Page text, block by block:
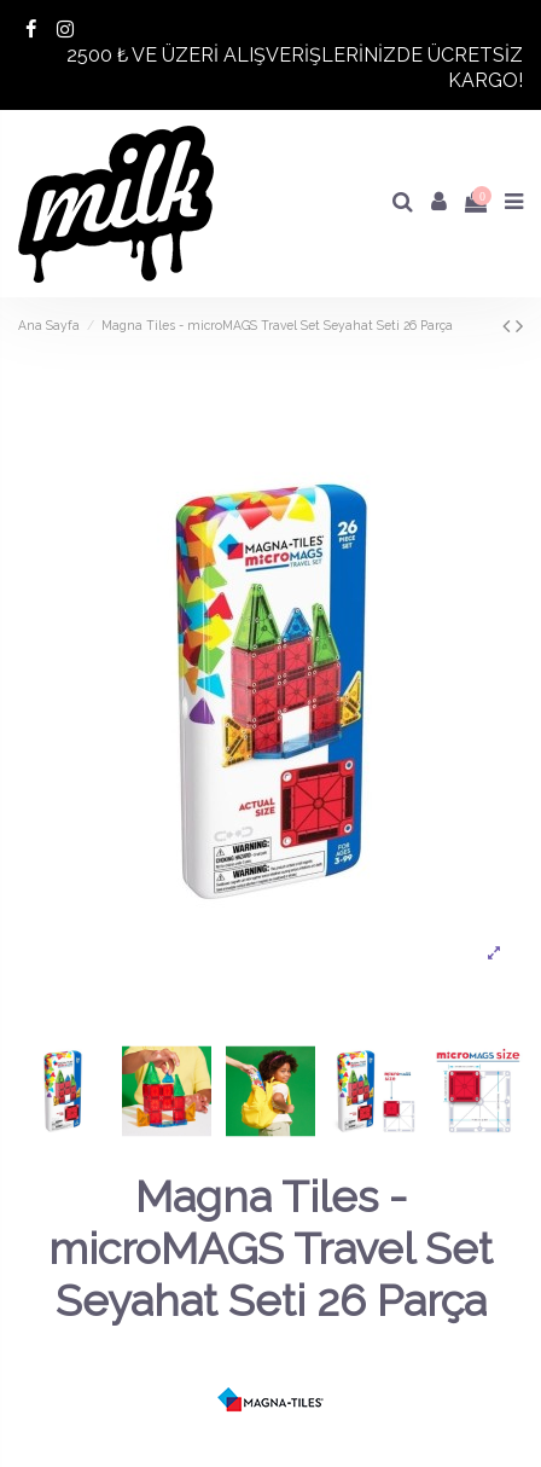
2500 ₺ VE ÜZERİ ALIŞVERİŞLERİNİZDE ÜCRETSİZ
KARGO!
0
Ana Sayfa Magna Tiles - microMAGS Travel Set Seyahat Seti 26 Parça
Magna Tiles -
microMAGS Travel Set
Seyahat Seti 26 Parça